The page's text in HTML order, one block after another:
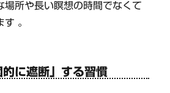
場所や長い瞑想の時間でなくて
。
に遮断」する習慣